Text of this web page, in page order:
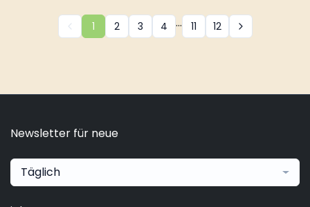
1 2 3 4 ... 11 12
Newsletter für neue
Täglich